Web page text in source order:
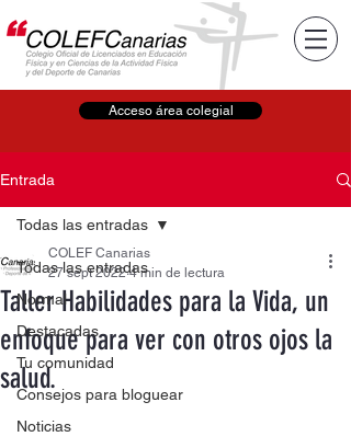
Acceso área colegial
Entrada
Todas las entradas
Normal
Destacadas
Tu comunidad
Consejos para bloguear
Noticias
Todas las entradas
Taller Habilidades para la Vida, un
enfoque para ver con otros ojos la
salud.
COLEF Canarias
27 sept 2022 4 min de lectura